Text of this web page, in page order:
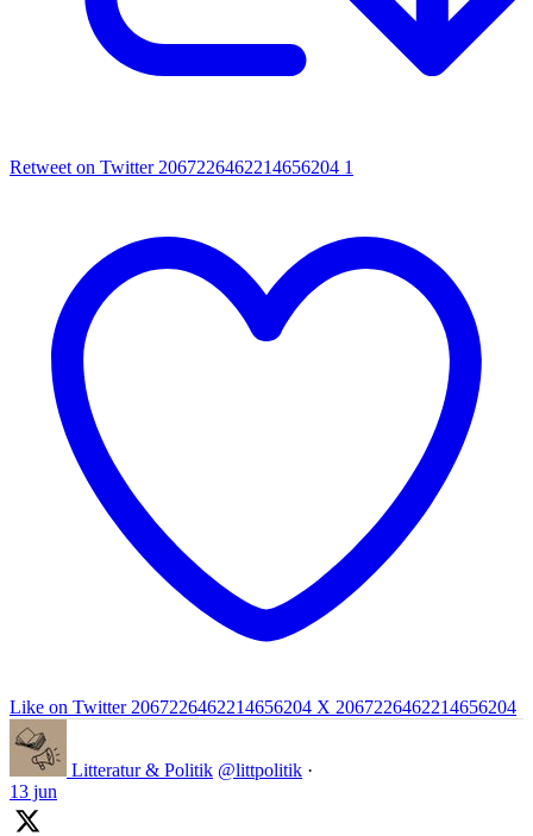
Retweet on Twitter 2067226462214656204 1
Like on Twitter 2067226462214656204 X 2067226462214656204
Litteratur & Politik @littpolitik ·
13 jun